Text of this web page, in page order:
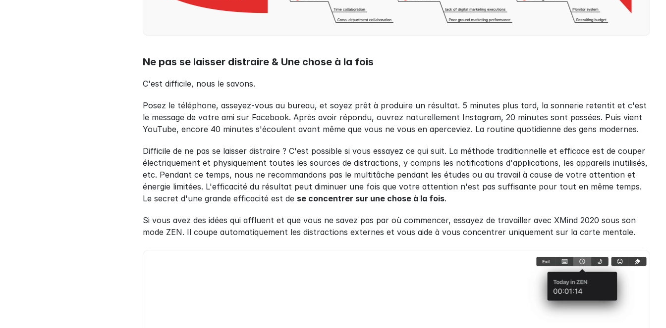
Ne pas se laisser distraire & Une chose à la fois
C'est difficile, nous le savons.
Posez le téléphone, asseyez-vous au bureau, et soyez prêt à produire un résultat. 5 minutes plus tard, la sonnerie retentit et c'est
le message de votre ami sur Facebook. Après avoir répondu, ouvrez naturellement Instagram, 20 minutes sont passées. Puis vient
YouTube, encore 40 minutes s'écoulent avant même que vous ne vous en aperceviez. La routine quotidienne des gens modernes.
Difficile de ne pas se laisser distraire ? C'est possible si vous essayez ce qui suit. La méthode traditionnelle et efficace est de couper
électriquement et physiquement toutes les sources de distractions, y compris les notifications d'applications, les appareils inutilisés,
etc. Pendant ce temps, nous ne recommandons pas le multitâche pendant les études ou au travail à cause de votre attention et
énergie limitées. L'efficacité du résultat peut diminuer une fois que votre attention n'est pas suffisante pour tout en même temps.
Le secret d'une grande efficacité est de se concentrer sur une chose à la fois.
Si vous avez des idées qui affluent et que vous ne savez pas par où commencer, essayez de travailler avec XMind 2020 sous son
mode ZEN. Il coupe automatiquement les distractions externes et vous aide à vous concentrer uniquement sur la carte mentale.